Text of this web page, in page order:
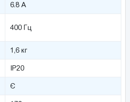
6.8 A
400 Гц
1,6 кг
IP20
Є